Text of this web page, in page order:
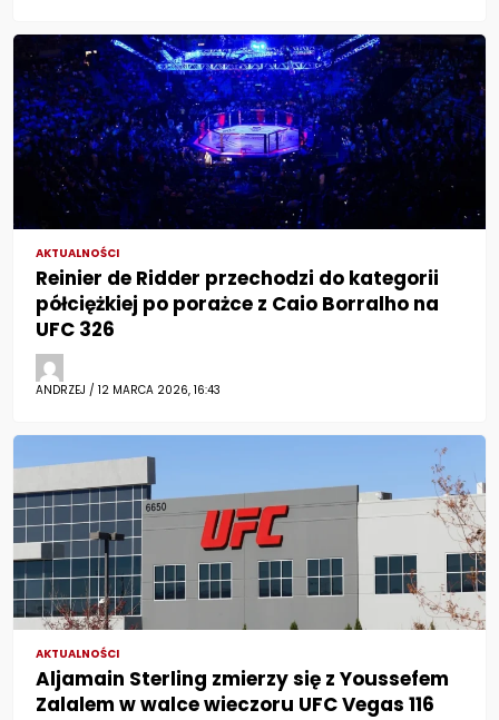
AKTUALNOŚCI
Reinier de Ridder przechodzi do kategorii
półciężkiej po porażce z Caio Borralho na
UFC 326
ANDRZEJ / 12 MARCA 2026, 16:43
AKTUALNOŚCI
Aljamain Sterling zmierzy się z Youssefem
Zalalem w walce wieczoru UFC Vegas 116